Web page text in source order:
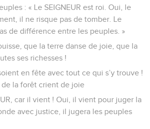
: « Le SEIGNEUR est roi. Oui, le
il ne risque pas de tomber. Le
de différence entre les peuples. »
que la terre danse de joie, que la
ses richesses !
en fête avec tout ce qui s’y trouve !
de la forêt crient de joie
car il vient ! Oui, il vient pour juger la
avec justice, il jugera les peuples